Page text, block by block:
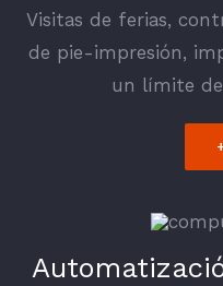
Visitas de ferias,
de pie-impresión,
un límite